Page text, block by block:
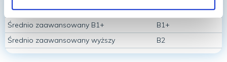
Średnio zaawansowany ZD
B1
Średnio zaawansowany B1+
B1+
Średnio zaawansowany wyższy
B2